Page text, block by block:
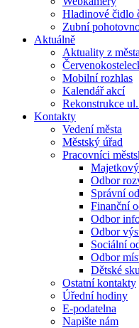
Hladinové čidlo
Zubní
Aktuálně
Aktuality z
Mobilní rozhlas
Kalendář akcí
Rekonstrukce
Kontakty
Vedení města
Městský úřad
Pracovníci
Odbor
Správní
Finanční
Odbor
Odbor
Sociální
Odbor
Dětské
Ostatní kontakty
Úřední hodiny
E-podatelna
Napište nám